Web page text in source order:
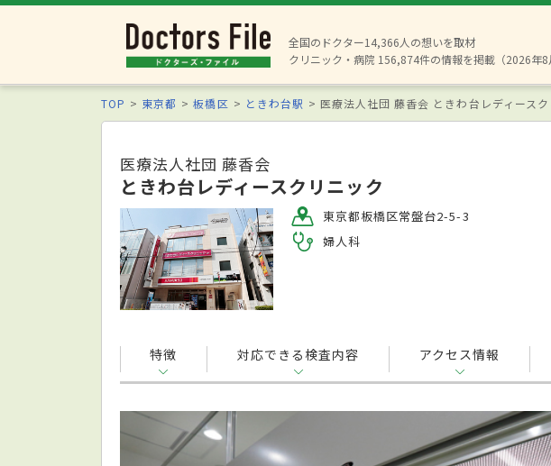
全国のドクター14,366人の想いを取材
クリニック・病院 156,874件の情報を掲載（2026年8
TOP 東京都 板橋区 ときわ台駅 医療法人社団 藤香会 ときわ台レディース
医療法人社団 藤香会
ときわ台レディースクリニック
東京都板橋区常盤台2-5-3
婦人科
特徴 対応できる検査内容 アクセス情報